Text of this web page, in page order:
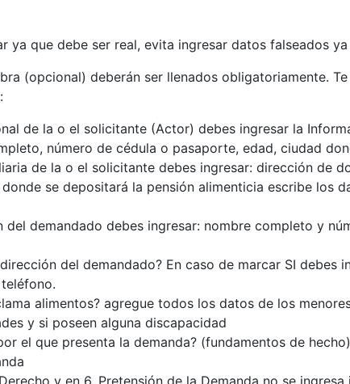
ya que debe ser real, evita ingresar datos falseados
(opcional) deberán ser llenados obligatoriamente.
de la o el solicitante (Actor) debes ingresar la
número de cédula o pasaporte, edad, ciudad
de la o el solicitante debes ingresar: dirección de
se depositará la pensión alimenticia escribe los
del demandado debes ingresar: nombre completo y
del demandado? En caso de marcar SI debes
alimentos? agregue todos los datos de los
y si poseen alguna discapacidad
el que presenta la demanda? (fundamentos de
y en 6. Pretensión de la Demanda no se ingresa